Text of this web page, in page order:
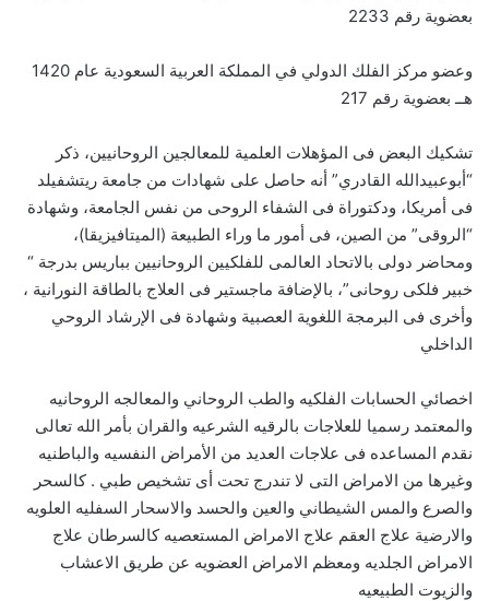
بعضوية رقم 2233
وعضو مركز الفلك الدولي في المملكة العربية السعودية عام 1420
هــ بعضوية رقم 217
تشكيك البعض فى المؤهلات العلمية للمعالجين الروحانيين، ذكر
“أبوعبيدالله القادري” أنه حاصل على شهادات من جامعة ريتشفيلد
فى أمريكا، ودكتوراة فى الشفاء الروحى من نفس الجامعة، وشهادة
“الروقى” من الصين، فى أمور ما وراء الطبيعة (الميتافيزيقا)،
ومحاضر دولى بالاتحاد العالمى للفلكيين الروحانيين بباريس بدرجة “
خبير فلكى روحانى”، بالإضافة ماجستير فى العلاج بالطاقة النورانية ،
وأخرى فى البرمجة اللغوية العصبية وشهادة فى الإرشاد الروحي
الداخلي
اخصائي الحسابات الفلكيه والطب الروحاني والمعالجه الروحانيه
والمعتمد رسميا للعلاجات بالرقيه الشرعيه والقران بأمر الله تعالى
نقدم المساعده فى علاجات العديد من الأمراض النفسيه والباطنيه
وغيرها من الامراض التى لا تندرج تحت أى تشخيص طبي . كالسحر
والصرع والمس الشيطاني والعين والحسد والاسحار السفليه العلويه
والارضية علاج العقم علاج الامراض المستعصيه كالسرطان علاج
الامراض الجلديه ومعظم الامراض العضويه عن طريق الاعشاب
والزيوت الطبيعيه